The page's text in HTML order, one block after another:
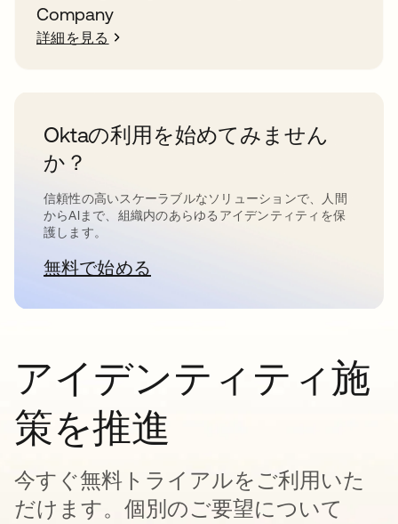
Company
詳細を見る
Oktaの利用を始めてみません
か？
信頼性の高いスケーラブルなソリューションで、人間
からAIまで、組織内のあらゆるアイデンティティを保
護します。
無料で始める新しいタブで開く
アイデンティティ施
策を推進
今すぐ無料トライアルをご利用いた
だけます。個別のご要望について